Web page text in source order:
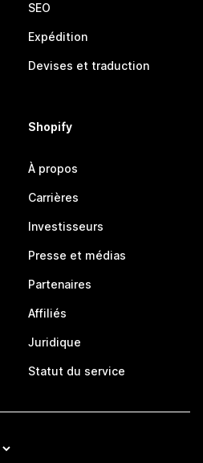
SEO
Expédition
Devises et traduction
Shopify
À propos
Carrières
Investisseurs
Presse et médias
Partenaires
Affiliés
Juridique
Statut du service